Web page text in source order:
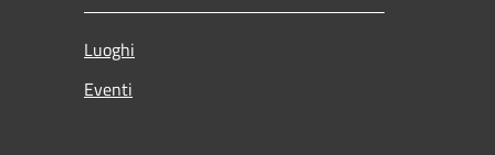
Luoghi
Eventi